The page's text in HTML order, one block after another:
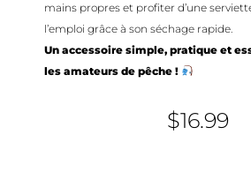
mains propres et profiter d’une
l’emploi grâce à son séchage rapide.
Un accessoire simple, pratique et
les amateurs de pêche !
$16.99